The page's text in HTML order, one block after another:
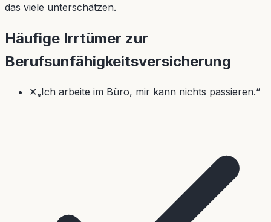
das viele unterschätzen.
Häufige Irrtümer zur
Berufsunfähigkeitsversicherung
✕„Ich arbeite im Büro, mir kann nichts passieren.“